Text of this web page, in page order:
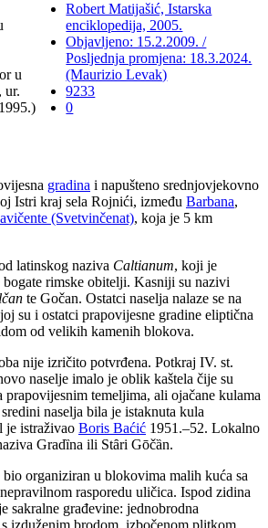
u
ur.
Robert Matijašić, Istarska
enciklopedija, 2005.
Objavljeno: 15.2.2009. /
Posljednja promjena: 18.3.2024.
(Maurizio Levak)
9233
0
gradina i napušteno srednjovjekovno
Istri kraj sela Rojnići, između Barbana,
(Svetvinčenat), koja je 5 km
latinskog naziva Caltianum, koji je
bogate rimske obitelji. Kasniji su nazivi
te Gočan. Ostatci naselja nalaze se na
su i ostatci prapovijesne gradine eliptična
od velikih kamenih blokova.
nije izričito potvrđena. Potkraj IV. st.
naselje imalo je oblik kaštela čije su
prapovijesnim temeljima, ali ojačane kulama
naselja bila je istaknuta kula
je istraživao Boris Baćić 1951.–52. Lokalno
Gradȉna ili Stȃri Gōčȁn.
organiziran u blokovima malih kuća sa
rasporedu uličica. Ispod zidina
sakralne građevine: jednobrodna
izduženim brodom, izbočenom plitkom